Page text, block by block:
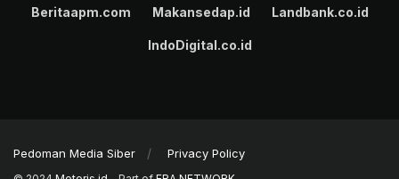
Beritaapm.com Makansedap.id Landbank.co.id
IndoDigital.co.id
Pedoman Media Siber Privacy Policy